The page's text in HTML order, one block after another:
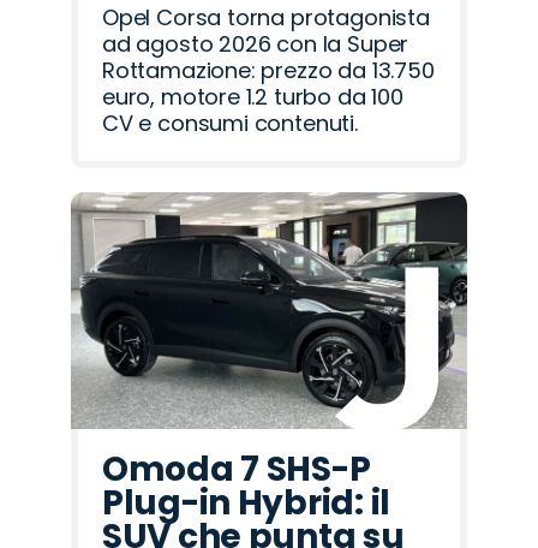
Opel Corsa torna protagonista
ad agosto 2026 con la Super
Rottamazione: prezzo da 13.750
euro, motore 1.2 turbo da 100
CV e consumi contenuti.
Omoda 7 SHS-P
Plug-in Hybrid: il
SUV che punta su